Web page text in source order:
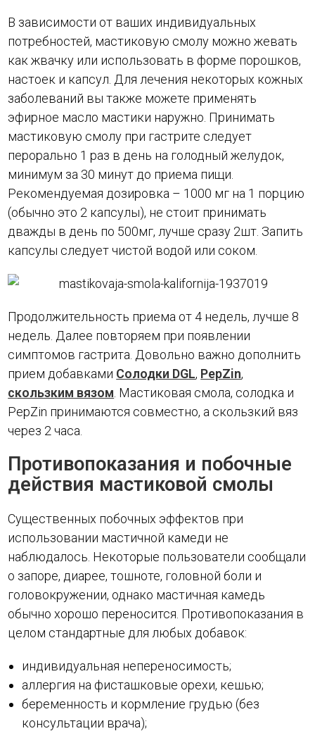
В зависимости от ваших индивидуальных
потребностей, мастиковую смолу можно жевать
как жвачку или использовать в форме порошков,
настоек и капсул. Для лечения некоторых кожных
заболеваний вы также можете применять
эфирное масло мастики наружно. Принимать
мастиковую смолу при гастрите следует
перорально 1 раз в день на голодный желудок,
минимум за 30 минут до приема пищи.
Рекомендуемая дозировка – 1000 мг на 1 порцию
(обычно это 2 капсулы), не стоит принимать
дважды в день по 500мг, лучше сразу 2шт. Запить
капсулы следует чистой водой или соком.
Продолжительность приема от 4 недель, лучше 8
недель. Далее повторяем при появлении
симптомов гастрита. Довольно важно дополнить
прием добавками Солодки DGL, PepZin,
скользким вязом . Мастиковая смола, солодка и
PepZin принимаются совместно, а скользкий вяз
через 2 часа.
Противопоказания и побочные
действия мастиковой смолы
Существенных побочных эффектов при
использовании мастичной камеди не
наблюдалось. Некоторые пользователи сообщали
о запоре, диарее, тошноте, головной боли и
головокружении, однако мастичная камедь
обычно хорошо переносится. Противопоказания в
целом стандартные для любых добавок:
индивидуальная непереносимость;
аллергия на фисташковые орехи, кешью;
беременность и кормление грудью (без
консультации врача);